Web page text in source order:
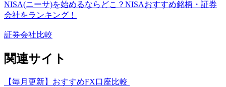
NISA(ニーサ)を始めるならどこ？NISAおすすめ銘柄・証券
会社をランキング！
証券会社比較
関連サイト
【毎月更新】おすすめFX口座比較